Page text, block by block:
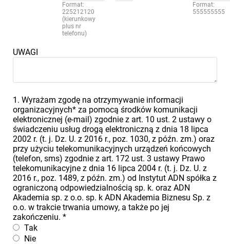
Format:
225212120
(kierunkowy
plus nr
telefonu)
Format:
555555555
UWAGI
1. Wyrażam zgodę na otrzymywanie informacji
organizacyjnych* za pomocą środków komunikacji
elektronicznej (e-mail) zgodnie z art. 10 ust. 2 ustawy o
świadczeniu usług drogą elektroniczną z dnia 18 lipca
2002 r. (t. j. Dz. U. z 2016 r., poz. 1030, z późn. zm.) oraz
przy użyciu telekomunikacyjnych urządzeń końcowych
(telefon, sms) zgodnie z art. 172 ust. 3 ustawy Prawo
telekomunikacyjne z dnia 16 lipca 2004 r. (t. j. Dz. U. z
2016 r., poz. 1489, z późn. zm.) od Instytut ADN spółka z
ograniczoną odpowiedzialnością sp. k. oraz ADN
Akademia sp. z o.o. sp. k ADN Akademia Biznesu Sp. z
o.o. w trakcie trwania umowy, a także po jej
zakończeniu. *
Tak
Nie